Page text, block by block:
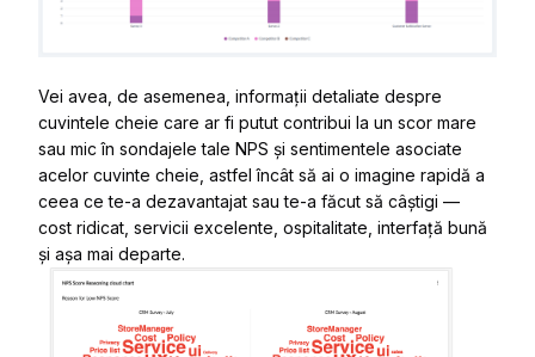
Vei avea, de asemenea, informații detaliate despre
cuvintele cheie care ar fi putut contribui la un scor mare
sau mic în sondajele tale NPS și sentimentele asociate
acelor cuvinte cheie, astfel încât să ai o imagine rapidă a
ceea ce te-a dezavantajat sau te-a făcut să câștigi —
cost ridicat, servicii excelente, ospitalitate, interfață bună
și așa mai departe.